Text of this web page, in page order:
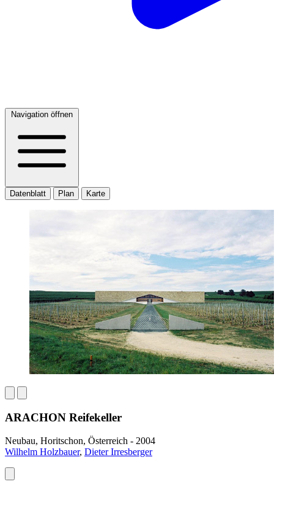
Navigation öffnen
Datenblatt Plan Karte
ARACHON Reifekeller
Neubau, Horitschon, Österreich - 2004
Wilhelm Holzbauer, Dieter Irresberger